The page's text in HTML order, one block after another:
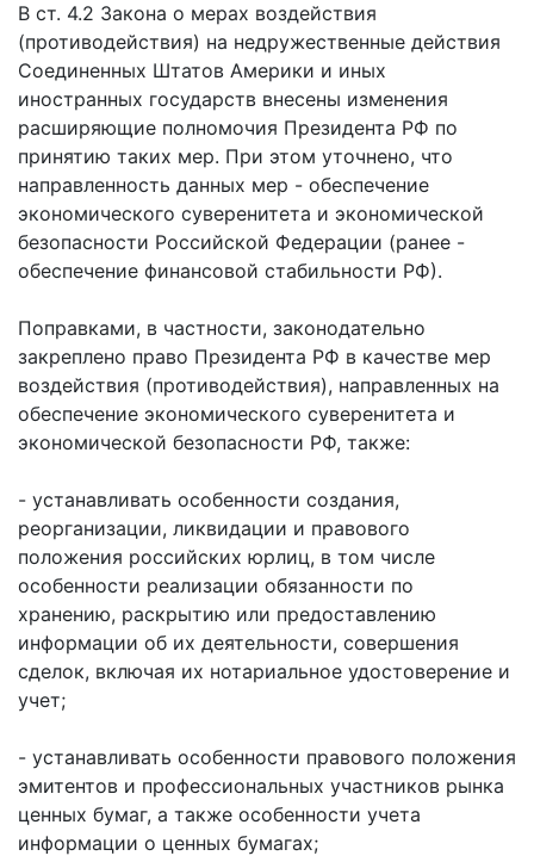
В ст. 4.2 Закона о мерах воздействия
(противодействия) на недружественные действия
Соединенных Штатов Америки и иных
иностранных государств внесены изменения
расширяющие полномочия Президента РФ по
принятию таких мер. При этом уточнено, что
направленность данных мер - обеспечение
экономического суверенитета и экономической
безопасности Российской Федерации (ранее -
обеспечение финансовой стабильности РФ).
Поправками, в частности, законодательно
закреплено право Президента РФ в качестве мер
воздействия (противодействия), направленных на
обеспечение экономического суверенитета и
экономической безопасности РФ, также:
- устанавливать особенности создания,
реорганизации, ликвидации и правового
положения российских юрлиц, в том числе
особенности реализации обязанности по
хранению, раскрытию или предоставлению
информации об их деятельности, совершения
сделок, включая их нотариальное удостоверение и
учет;
- устанавливать особенности правового положения
эмитентов и профессиональных участников рынка
ценных бумаг, а также особенности учета
информации о ценных бумагах;